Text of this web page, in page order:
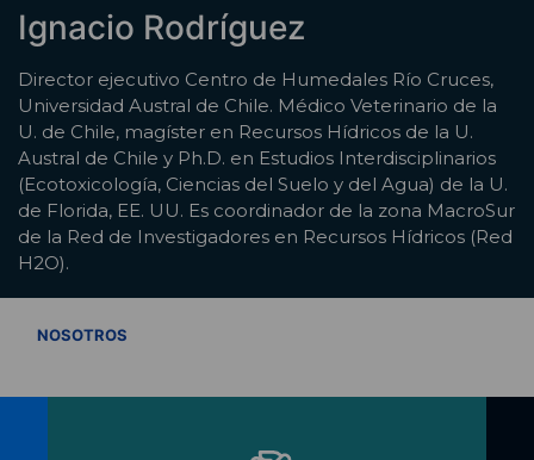
Ignacio Rodríguez
Director ejecutivo Centro de Humedales Río Cruces,
Universidad Austral de Chile. Médico Veterinario de la
U. de Chile, magíster en Recursos Hídricos de la U.
Austral de Chile y Ph.D. en Estudios Interdisciplinarios
(Ecotoxicología, Ciencias del Suelo y del Agua) de la U.
de Florida, EE. UU. Es coordinador de la zona MacroSur
de la Red de Investigadores en Recursos Hídricos (Red
H2O).
NOSOTROS